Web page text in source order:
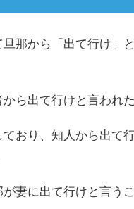
那から「出て行け」と
ら出て行けと言われ
おり、知人から出て
妻に出て行けと言う